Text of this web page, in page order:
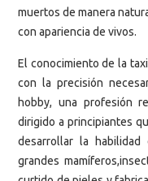
muertos de manera
con apariencia de vivos.
El conocimiento de la
con la precisión
hobby, una profesión
dirigido a principiantes
desarrollar la
grandes